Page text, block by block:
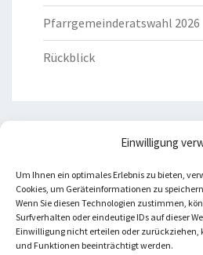
Einwilligung
Um Ihnen ein optimales Erlebnis zu bieten,
Cookies, um Geräteinformationen zu
Wenn Sie diesen Technologien zustimmen,
Surfverhalten oder eindeutige IDs auf dieser
Einwilligung nicht erteilen oder
und Funktionen beeinträchtigt werden.
Pfarrgemeinderatswahl 2026
Rückblick
Bistum Eichstätt
Caritas Verband